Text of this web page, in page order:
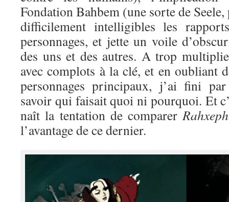
Fondation Bahbem (une sorte de
difficilement intelligibles les
personnages, et jette un voile
des uns et des autres. A trop
avec complots à la clé, et en oubliant
personnages principaux, j’ai fini
savoir qui faisait quoi ni pourquoi. Et
naît la tentation de comparer
l’avantage de ce dernier.